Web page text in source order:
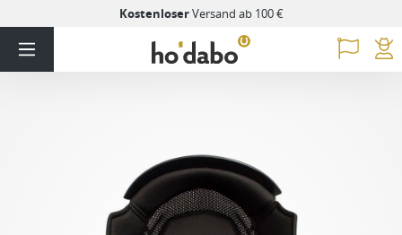
KostenloserVersand ab 100 €